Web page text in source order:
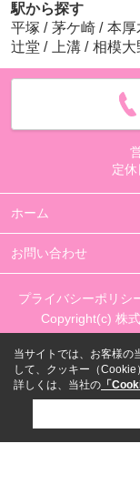
駅から探す
平塚 / 茅ケ崎 / 本厚
辻堂 / 上溝 / 相模大
定休
ホーム
お問い合わせ
プライバシーポリシ
Copyright(c) 株
当サイトでは、お客様の
して、クッキー（Cookie
詳しくは、当社の 「